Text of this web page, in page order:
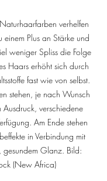
Naturhaarfarben verhelfen
Plus an Stärke und
weniger Spliss die Folge
Haars erhöht sich durch
fast wie von selbst.
stehen, je nach Wunsch
Ausdruck, verschiedene
Am Ende stehen
in Verbindung mit
gesundem Glanz. Bild:
(New Africa)